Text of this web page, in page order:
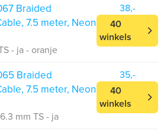
Braided
7.5 meter, Neon
- ja - oranje
38,-
40
winkels
Braided
7.5 meter, Neon
mm TS - ja
35,-
40
winkels